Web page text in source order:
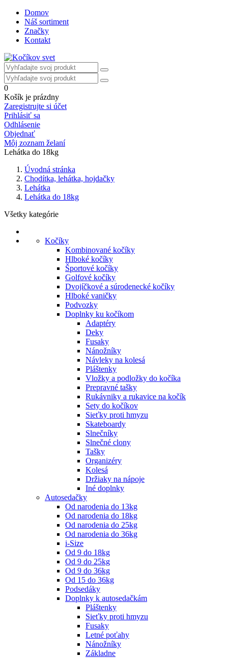
Domov
Náš sortiment
Značky
Kontakt
0
Košík je prázdny
Zaregistrujte si účet
Prihlásiť sa
Odhlásenie
Objednať
Môj zoznam želaní
Lehátka do 18kg
Úvodná stránka
Chodítka, lehátka, hojdačky
Lehátka
Lehátka do 18kg
Všetky kategórie
Kočíky
Kombinované kočíky
Hlboké kočíky
Športové kočíky
Golfové kočíky
Dvojíčkové a súrodenecké kočíky
Hlboké vaničky
Podvozky
Doplnky ku kočíkom
Adaptéry
Deky
Fusaky
Nánožníky
Návleky na kolesá
Pláštenky
Vložky a podložky do kočíka
Prepravné tašky
Rukávniky a rukavice na kočík
Sety do kočíkov
Sieťky proti hmyzu
Skateboardy
Slnečníky
Slnečné clony
Tašky
Organizéry
Kolesá
Držiaky na nápoje
Iné doplnky
Autosedačky
Od narodenia do 13kg
Od narodenia do 18kg
Od narodenia do 25kg
Od narodenia do 36kg
i-Size
Od 9 do 18kg
Od 9 do 25kg
Od 9 do 36kg
Od 15 do 36kg
Podsedáky
Doplnky k autosedačkám
Pláštenky
Sieťky proti hmyzu
Fusaky
Letné poťahy
Nánožníky
Základne